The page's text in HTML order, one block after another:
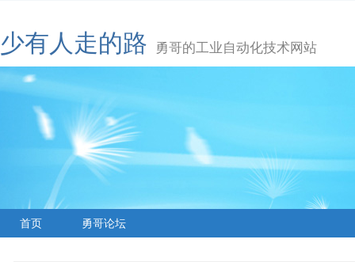
少有人走的路 勇哥的工业自动化技术网站
首页 勇哥论坛